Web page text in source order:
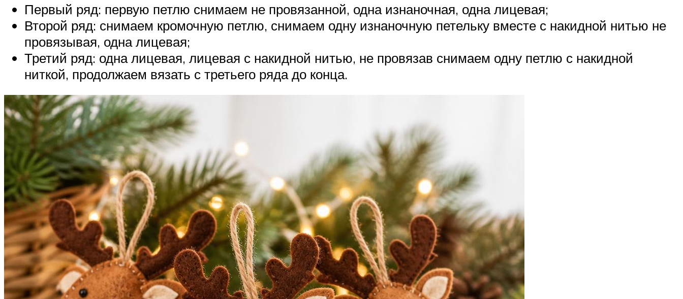
Первый ряд: первую петлю снимаем не провязанной, одна изнаночная, одна лицевая;
Второй ряд: снимаем кромочную петлю, снимаем одну изнаночную петельку вместе с накидной нитью не
провязывая, одна лицевая;
Третий ряд: одна лицевая, лицевая с накидной нитью, не провязав снимаем одну петлю с накидной
ниткой, продолжаем вязать с третьего ряда до конца.